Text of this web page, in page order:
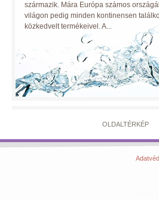
származik. Mára Európa számos
világon pedig minden kontinensen
közkedvelt termékeivel. A...
OLDALTÉRKÉP